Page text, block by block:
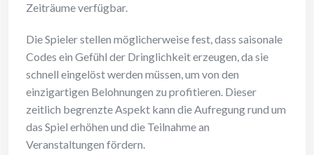
Zeiträume verfügbar.
Die Spieler stellen möglicherweise fest, dass saisonale
Codes ein Gefühl der Dringlichkeit erzeugen, da sie
schnell eingelöst werden müssen, um von den
einzigartigen Belohnungen zu profitieren. Dieser
zeitlich begrenzte Aspekt kann die Aufregung rund um
das Spiel erhöhen und die Teilnahme an
Veranstaltungen fördern.